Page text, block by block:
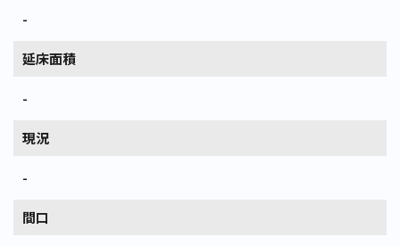
-
延床面積
-
現況
-
間口